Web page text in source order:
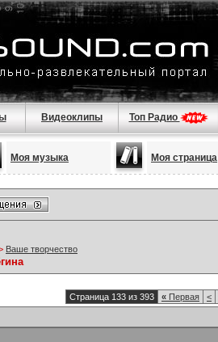
Видеоклипы Топ Радио
Моя музыка Моя страница
Ваше творчество
Страница 133 из 393 « Первая <